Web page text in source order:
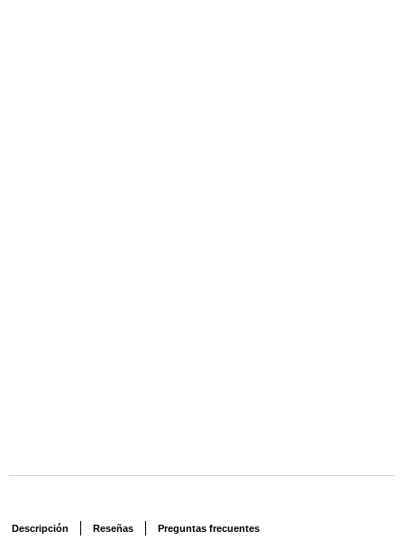
Descripción Reseñas Preguntas frecuentes